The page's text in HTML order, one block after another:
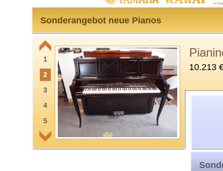
Sonderangebot neue Pianos
10.213
1
2
3
4
5
6
7